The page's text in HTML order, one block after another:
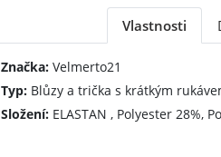
Vlastnosti
Značka: Velmerto21
Typ: Blůzy a trička s krátkým
Složení: ELASTAN , Polyester 28%,